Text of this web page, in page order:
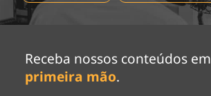
Receba nossos conteúdos em
primeira mão.